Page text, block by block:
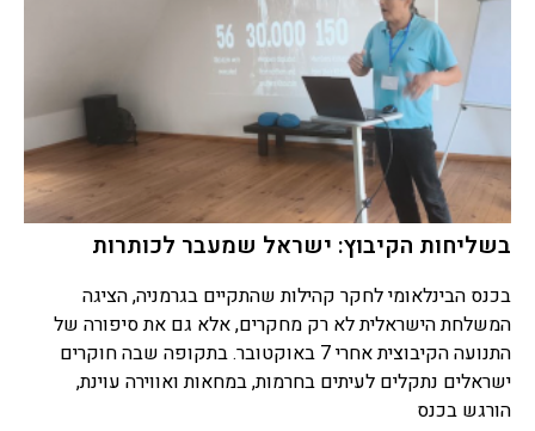
בשליחות הקיבוץ: ישראל שמעבר לכותרות
בכנס הבינלאומי לחקר קהילות שהתקיים בגרמניה, הציגה
המשלחת הישראלית לא רק מחקרים, אלא גם את סיפורה של
התנועה הקיבוצית אחרי 7 באוקטובר. בתקופה שבה חוקרים
ישראלים נתקלים לעיתים בחרמות, במחאות ואווירה עוינת,
הורגש בכנס